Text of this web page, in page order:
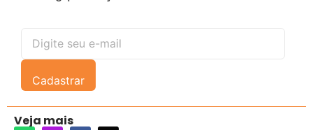
Cadastrar
Veja mais